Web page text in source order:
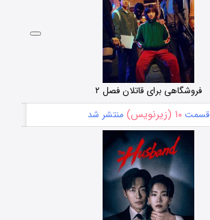
فروشگاهی برای قاتلان فصل ۲
قسمت۱۰ (زیرنویس) منتشر شد